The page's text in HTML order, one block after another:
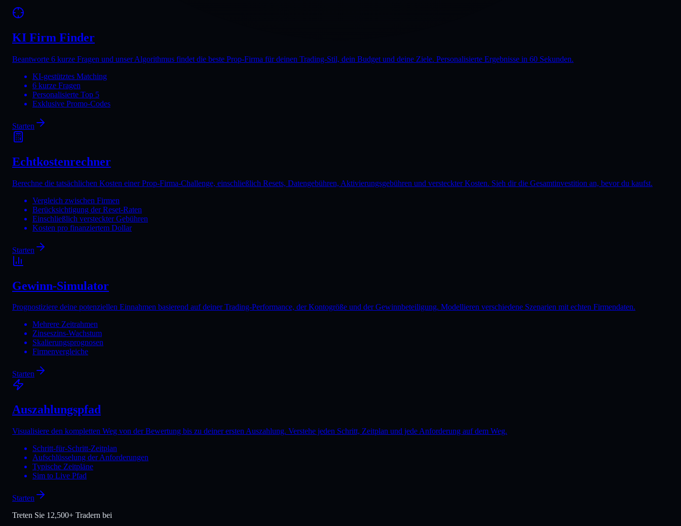
KI Firm Finder
Beantworte 6 kurze Fragen und unser Algorithmus findet die beste Prop-Firma für deinen Trading-Stil, dein Budget und deine Ziele. Personalisierte Ergebnisse in 60 Sekunden.
KI-gestütztes Matching
6 kurze Fragen
Personalisierte Top 5
Exklusive Promo-Codes
Starten
Echtkostenrechner
Berechne die tatsächlichen Kosten einer Prop-Firma-Challenge, einschließlich Resets, Datengebühren, Aktivierungsgebühren und versteckter Kosten. Sieh dir die Gesamtinvestition an, bevor du kaufst.
Vergleich zwischen Firmen
Berücksichtigung der Reset-Raten
Einschließlich versteckter Gebühren
Kosten pro finanziertem Dollar
Starten
Gewinn-Simulator
Prognostiziere deine potenziellen Einnahmen basierend auf deiner Trading-Performance, der Kontogröße und der Gewinnbeteiligung. Modellieren verschiedene Szenarien mit echten Firmendaten.
Mehrere Zeitrahmen
Zinseszins-Wachstum
Skalierungsprognosen
Firmenvergleiche
Starten
Auszahlungspfad
Visualisiere den kompletten Weg von der Bewertung bis zu deiner ersten Auszahlung. Verstehe jeden Schritt, Zeitplan und jede Anforderung auf dem Weg.
Schritt-für-Schritt-Zeitplan
Aufschlüsselung der Anforderungen
Typische Zeitpläne
Sim to Live Pfad
Starten
Treten Sie 12,500+ Tradern bei